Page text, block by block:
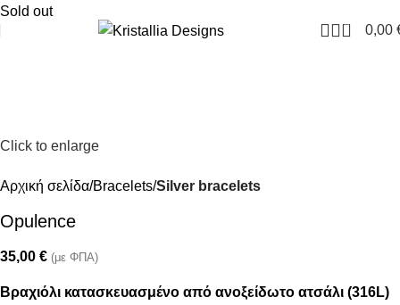
0 0,00
Sold out
Click to enlarge
Αρχική σελίδα Bracelets Silver bracelets
Opulence
35,00 € (με ΦΠΑ)
Βραχιόλι κατασκευασμένο από ανοξείδωτο ατσάλι (316L)